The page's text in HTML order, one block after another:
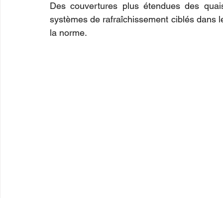
Des couvertures plus étendues des
systèmes de rafraîchissement ciblés dans
la norme.